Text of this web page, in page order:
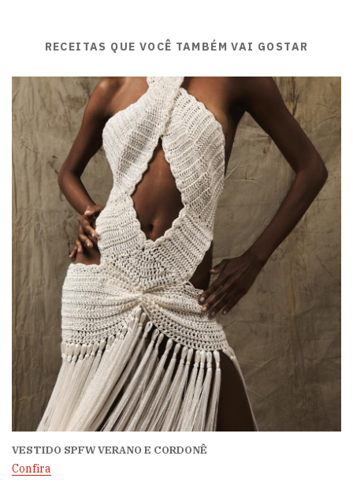
RECEITAS QUE VOCÊ TAMBÉM VAI GOSTAR
VESTIDO SPFW VERANO E CORDONÊ
Confira